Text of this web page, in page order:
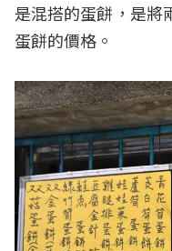
是混搭的蛋餅，是將
蛋餅的價格。